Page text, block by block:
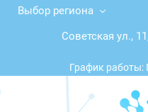
Выбор региона
Советская ул.,
График работы: